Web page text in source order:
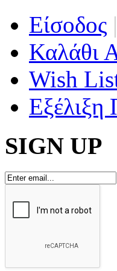
Είσοδος |
Καλάθι
Wish
Εξέλιξη
SIGN UP